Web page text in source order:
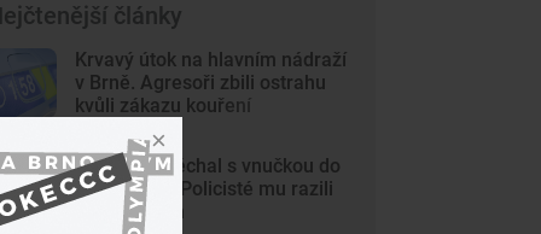
články
Krvavý útok na hlavním nádraží
v Brně. Agresoři zbili ostrahu
kvůli zákazu kouření
Dědeček spěchal s vnučkou do
nemocnice. Policisté mu razili
cestu Brnem